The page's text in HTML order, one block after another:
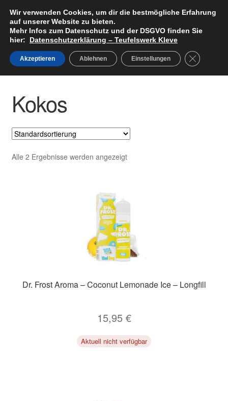
Zur
Navigation
springen
Zum
Inhalt
springen
Teufelswerk Kleve
Startseite
Hardware
Pods
Liquids
Big Puff
Start Produkt Geschmacksrichtung Kokos
Kokos
Alle 2 Ergebnisse werden angezeigt
Dr. Frost Aroma – Coconut Lemonade Ice – Longfill
15,95 €
Aktuell nicht verfügbar
Wir verwenden Cookies, um dir die bestmögliche Erfahrung
auf unserer Website zu bieten.
Mehr Infos zum Datenschutz und der DSGVO finden Sie
hier: Datenschutzerklärung – Teufelswerk Kleve
Akzeptieren Ablehnen Einstellungen GDPR